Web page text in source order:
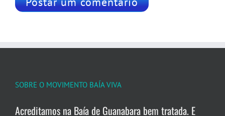
SOBRE O MOVIMENTO BAÍA VIVA
Acreditamos na Baía de Guanabara bem tratada. E